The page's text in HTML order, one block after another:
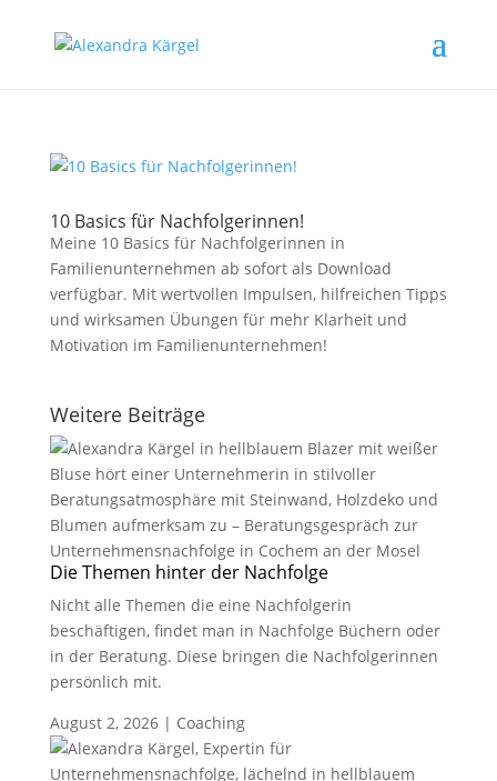
10 Basics für Nachfolgerinnen!
Meine 10 Basics für Nachfolgerinnen in
Familienunternehmen ab sofort als Download
verfügbar. Mit wertvollen Impulsen, hilfreichen Tipps
und wirksamen Übungen für mehr Klarheit und
Motivation im Familienunternehmen!
Weitere Beiträge
Die Themen hinter der Nachfolge
Nicht alle Themen die eine Nachfolgerin
beschäftigen, findet man in Nachfolge Büchern oder
in der Beratung. Diese bringen die Nachfolgerinnen
persönlich mit.
August 2, 2026| Coaching